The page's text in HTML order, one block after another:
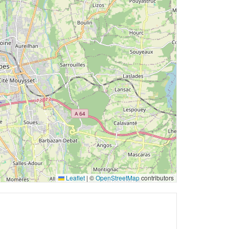
Leaflet | ©OpenStreetMapcontributors